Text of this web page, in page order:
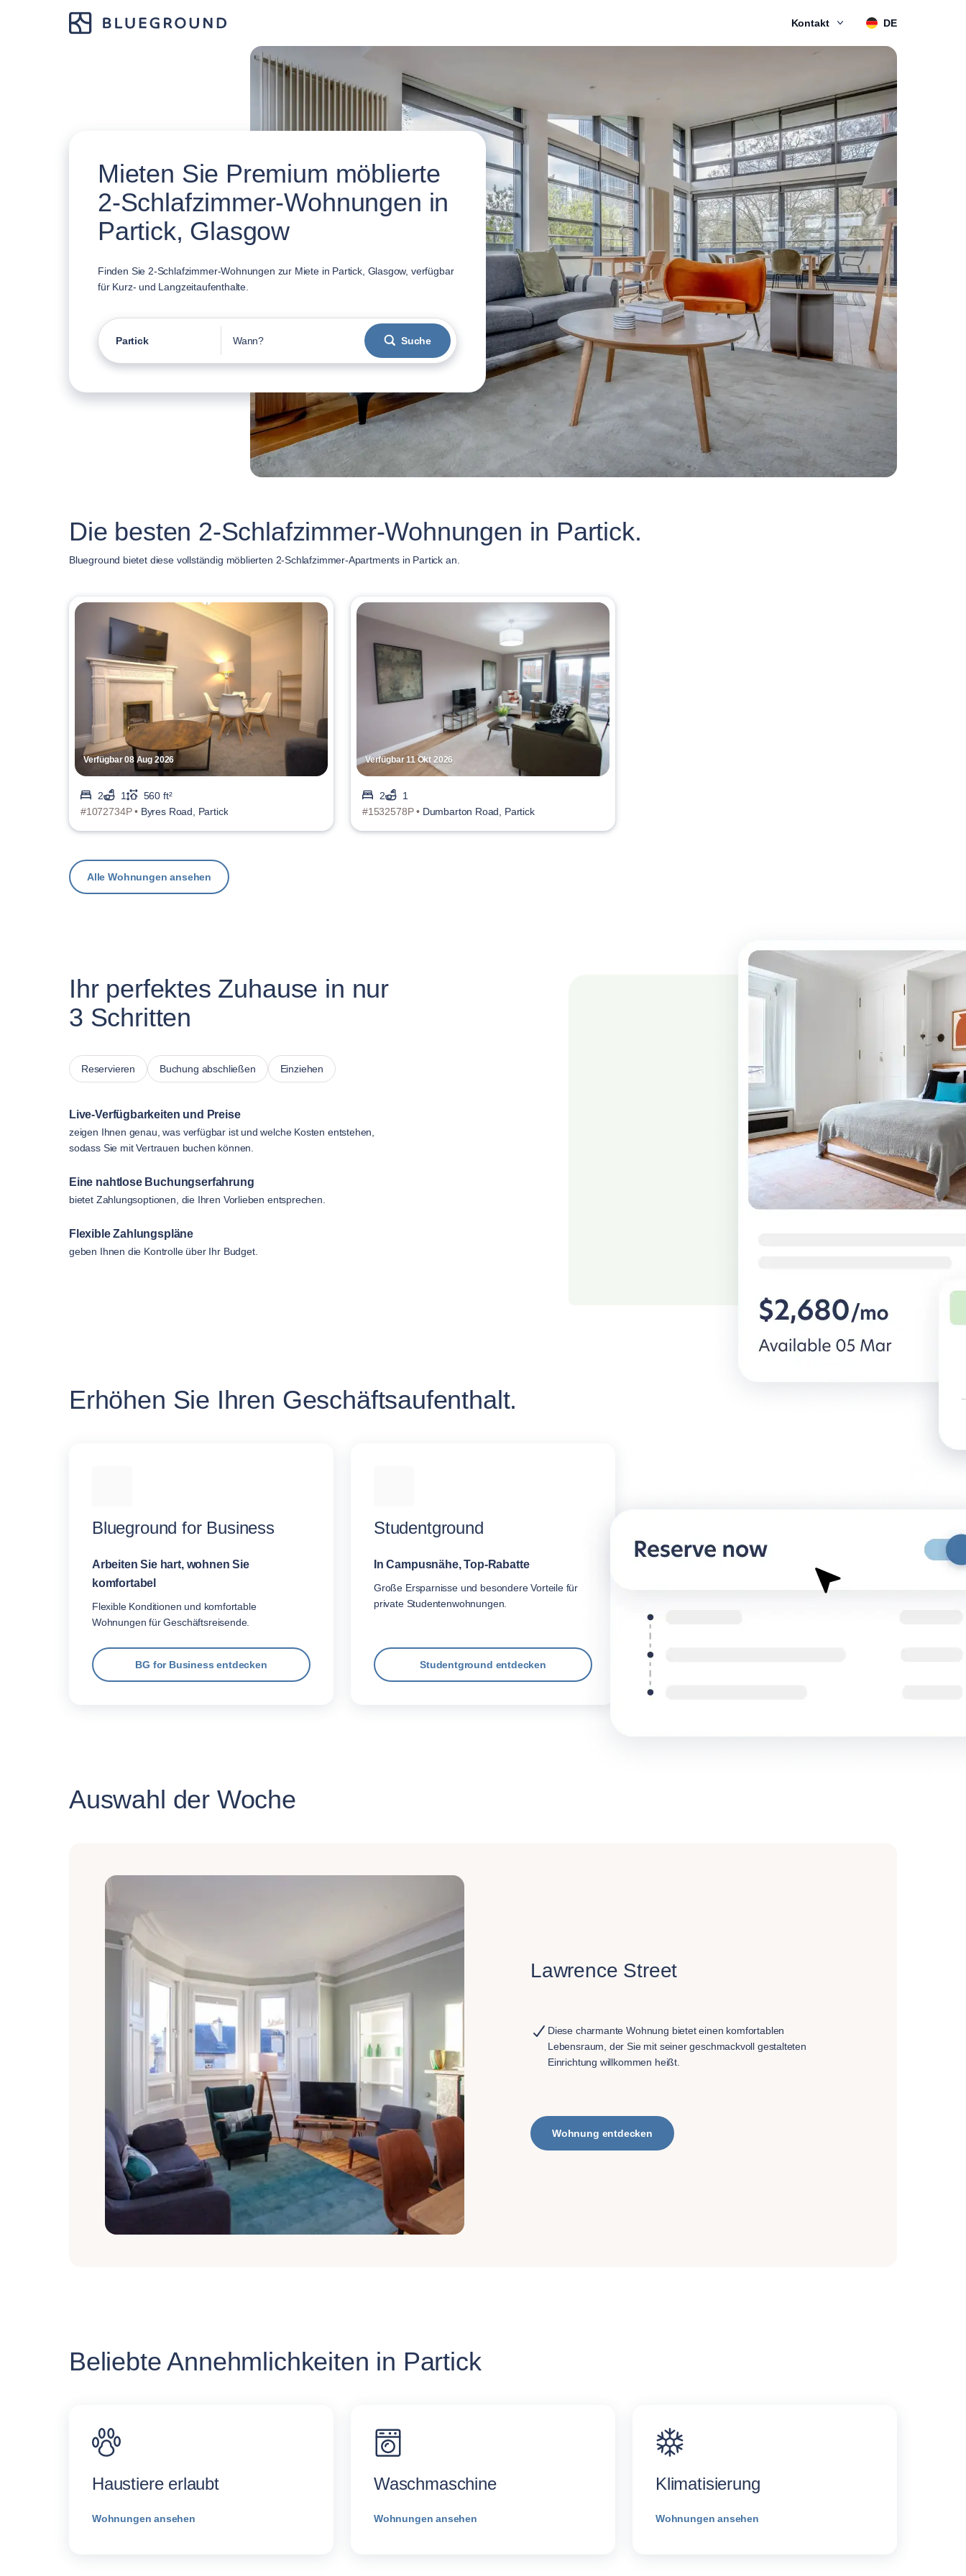
Kontakt DE
Mieten Sie Premium möblierte
2-Schlafzimmer-Wohnungen in
Partick, Glasgow
Finden Sie 2-Schlafzimmer-Wohnungen zur Miete in Partick, Glasgow, verfügbar
für Kurz- und Langzeitaufenthalte.
Partick Wann? Suche
Die besten 2-Schlafzimmer-Wohnungen in Partick.
Blueground bietet diese vollständig möblierten 2-Schlafzimmer-Apartments in Partick an.
Verfügbar 08 Aug 2026
2 1
560 ft²
#1072734P • Byres Road, Partick
Verfügbar 11 Okt 2026
2
1
#1532578P • Dumbarton Road, Partick
Alle Wohnungen ansehen
Ihr perfektes Zuhause in nur
3 Schritten
Reservieren Buchung abschließen Einziehen
Live-Verfügbarkeiten und Preise
zeigen Ihnen genau, was verfügbar ist und welche Kosten entstehen,
sodass Sie mit Vertrauen buchen können.
Eine nahtlose Buchungserfahrung
bietet Zahlungsoptionen, die Ihren Vorlieben entsprechen.
Flexible Zahlungspläne
geben Ihnen die Kontrolle über Ihr Budget.
Erhöhen Sie Ihren Geschäftsaufenthalt.
Blueground for Business
Arbeiten Sie hart, wohnen Sie
komfortabel
Flexible Konditionen und komfortable
Wohnungen für Geschäftsreisende.
BG for Business entdecken
Studentground
In Campusnähe, Top-Rabatte
Große Ersparnisse und besondere Vorteile für
private Studentenwohnungen.
Studentground entdecken
Auswahl der Woche
Lawrence Street
Diese charmante Wohnung bietet einen komfortablen
Lebensraum, der Sie mit seiner geschmackvoll gestalteten
Einrichtung willkommen heißt.
Wohnung entdecken
Beliebte Annehmlichkeiten in Partick
Haustiere erlaubt
Wohnungen ansehen
Waschmaschine
Wohnungen ansehen
Klimatisierung
Wohnungen ansehen